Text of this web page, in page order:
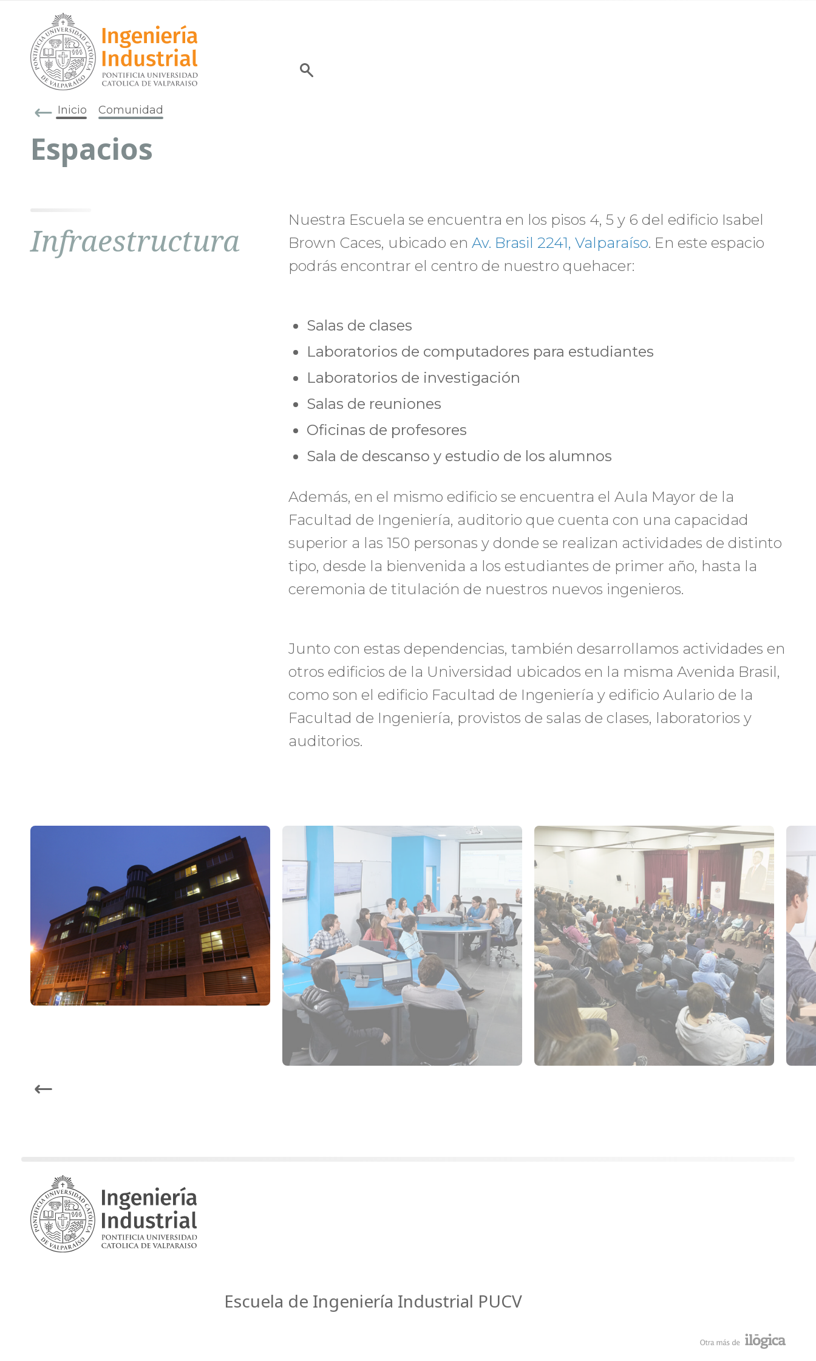
Inicio Comunidad
Espacios
Infraestructura
Nuestra Escuela se encuentra en los pisos 4, 5 y 6 del edificio Isabel
Brown Caces, ubicado en Av. Brasil 2241, Valparaíso. En este espacio
podrás encontrar el centro de nuestro quehacer:
Salas de clases
Laboratorios de computadores para estudiantes
Laboratorios de investigación
Salas de reuniones
Oficinas de profesores
Sala de descanso y estudio de los alumnos
Además, en el mismo edificio se encuentra el Aula Mayor de la
Facultad de Ingeniería, auditorio que cuenta con una capacidad
superior a las 150 personas y donde se realizan actividades de distinto
tipo, desde la bienvenida a los estudiantes de primer año, hasta la
ceremonia de titulación de nuestros nuevos ingenieros.
Junto con estas dependencias, también desarrollamos actividades en
otros edificios de la Universidad ubicados en la misma Avenida Brasil,
como son el edificio Facultad de Ingeniería y edificio Aulario de la
Facultad de Ingeniería, provistos de salas de clases, laboratorios y
auditorios.
Escuela de Ingeniería Industrial PUCV